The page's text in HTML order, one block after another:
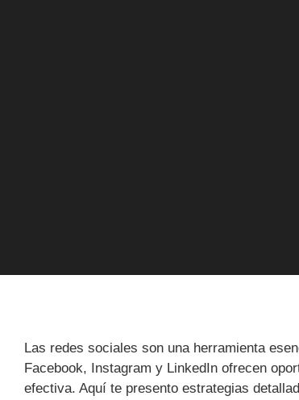
Las redes sociales son una herramienta
Facebook, Instagram y LinkedIn ofrecen
efectiva. Aquí te presento estrategias